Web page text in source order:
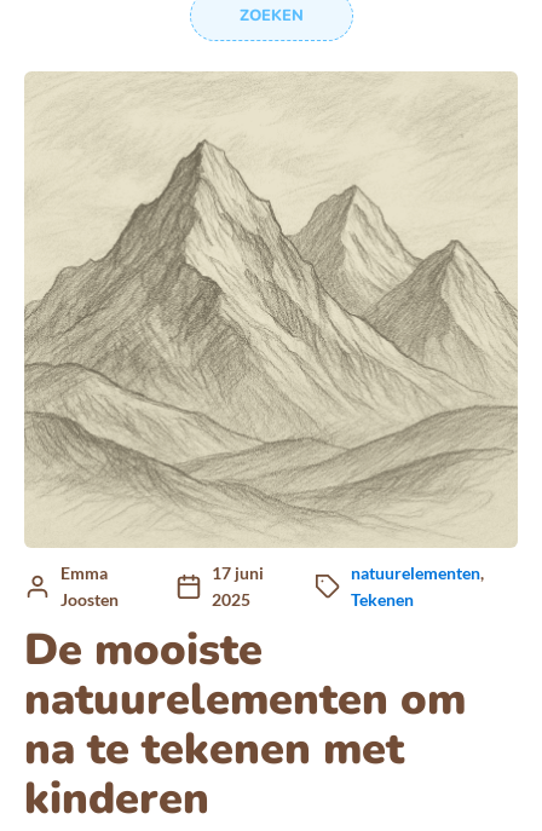
ZOEKEN
Emma
Joosten
17 juni
2025
natuurelementen,
Tekenen
De mooiste
natuurelementen om
na te tekenen met
kinderen